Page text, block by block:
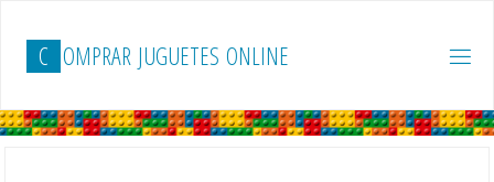
contenido
C OMPRAR JUGUETES ONLINE